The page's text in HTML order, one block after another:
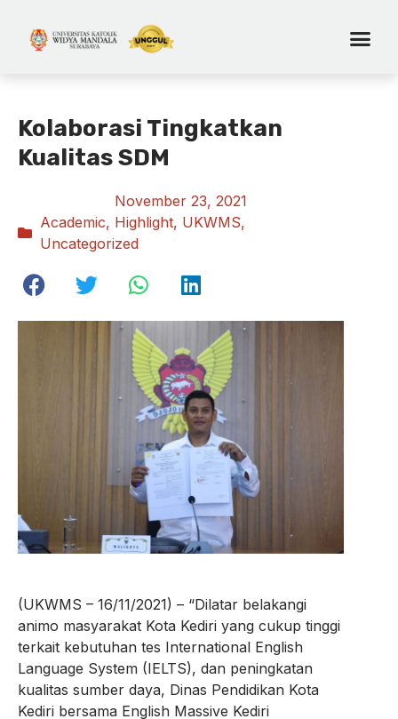
Kolaborasi Tingkatkan
Kualitas SDM
November 23, 2021
Academic, Highlight, UKWMS,
Uncategorized
(UKWMS – 16/11/2021) – “Dilatar belakangi
animo masyarakat Kota Kediri yang cukup tinggi
terkait kebutuhan tes International English
Language System (IELTS), dan peningkatan
kualitas sumber daya, Dinas Pendidikan Kota
Kediri bersama English Massive Kediri